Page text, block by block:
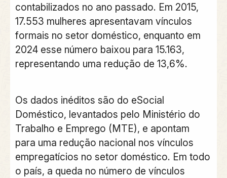
contabilizados no ano passado. Em 2015,
17.553 mulheres apresentavam vínculos
formais no setor doméstico, enquanto em
2024 esse número baixou para 15.163,
representando uma redução de 13,6%.
Os dados inéditos são do eSocial
Doméstico, levantados pelo Ministério do
Trabalho e Emprego (MTE), e apontam
para uma redução nacional nos vínculos
empregatícios no setor doméstico. Em todo
o país, a queda no número de vínculos